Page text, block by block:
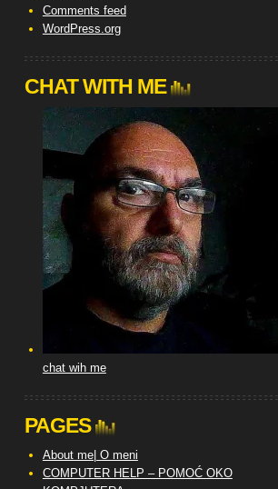
Comments feed
WordPress.org
CHAT WITH ME
chat wih me
PAGES
About me| O meni
COMPUTER HELP – POMOĆ OKO